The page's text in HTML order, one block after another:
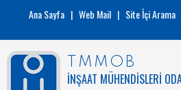
Ana Sayfa | Web Mail | Site İçi Arama
TMMOB
İNŞAAT MÜHENDİSLERİ